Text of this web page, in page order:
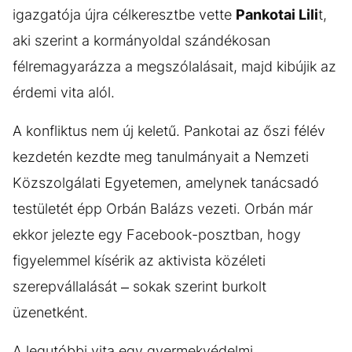
igazgatója újra célkeresztbe vette Pankotai Lilit,
aki szerint a kormányoldal szándékosan
félremagyarázza a megszólalásait, majd kibújik az
érdemi vita alól.
A konfliktus nem új keletű. Pankotai az őszi félév
kezdetén kezdte meg tanulmányait a Nemzeti
Közszolgálati Egyetemen, amelynek tanácsadó
testületét épp Orbán Balázs vezeti. Orbán már
ekkor jelezte egy Facebook-posztban, hogy
figyelemmel kísérik az aktivista közéleti
szerepvállalását – sokak szerint burkolt
üzenetként.